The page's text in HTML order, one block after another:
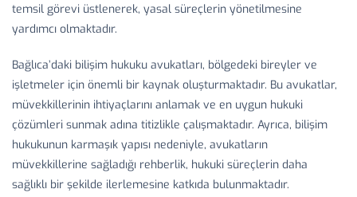
temsil görevi üstlenerek, yasal süreçlerin yönetilmesine
yardımcı olmaktadır.
Bağlıca’daki bilişim hukuku avukatları, bölgedeki bireyler ve
işletmeler için önemli bir kaynak oluşturmaktadır. Bu avukatlar,
müvekkillerinin ihtiyaçlarını anlamak ve en uygun hukuki
çözümleri sunmak adına titizlikle çalışmaktadır. Ayrıca, bilişim
hukukunun karmaşık yapısı nedeniyle, avukatların
müvekkillerine sağladığı rehberlik, hukuki süreçlerin daha
sağlıklı bir şekilde ilerlemesine katkıda bulunmaktadır.